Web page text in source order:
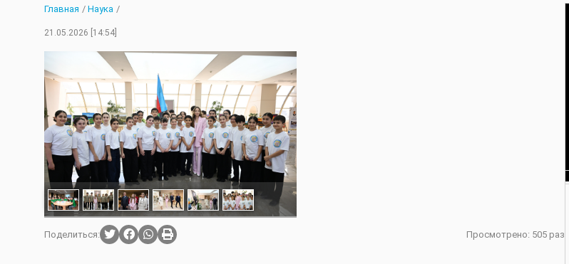
Главная
Актуальное
Экономика
Аналитика
Культура
Интервью
Литература
МЕДИА
Внутренняя политикаНаука
Религия
Происшествие
Диаспора
Главная / Наука /
21.05.2026 [14:54]
Поделиться: Просмотрено: 505 раз